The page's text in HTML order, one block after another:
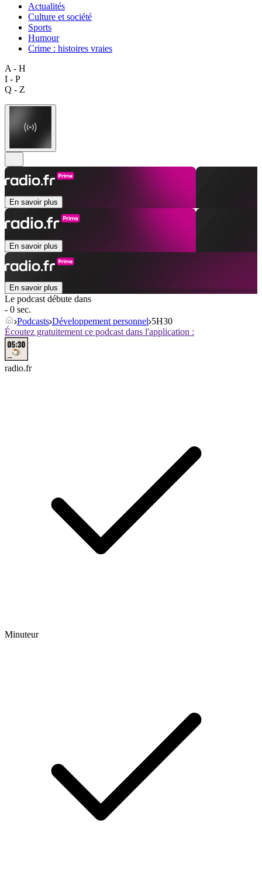
Actualités
Culture et société
Sports
Humour
Crime : histoires vraies
A - H
I - P
Q - Z
En savoir plus
En savoir plus
En savoir plus
Le podcast débute dans
- 0 sec.
Podcasts Développement personnel 5H30
Écoutez gratuitement ce podcast dans l'application :
radio.fr
Minuteur